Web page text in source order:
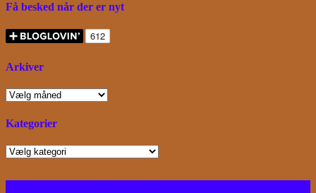
Få besked når der er nyt
Arkiver
Arkiver
Kategorier
Kategorier